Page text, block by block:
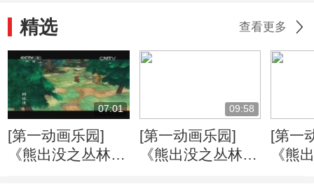
精选 查看更多
07:01
[第一动画乐园]
《熊出没之丛林总
09:58
[第一动画乐园]
《熊出没之丛林总
[第一
《熊